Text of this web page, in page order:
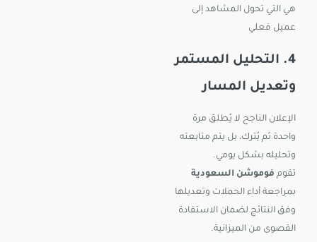
هي التي تحول المشاهد إلى
عميل فعلي
4. التحليل المستمر
وتعديل المسار
الإعلان الناجح لا يُطلق مرة
واحدة ثم يُترك، بل يتم متابعته
وتحليله بشكل يومي.
تقوم فوموشن السعودية
بمراجعة أداء الحملات وتعديلها
وفق النتائج لضمان الاستفادة
القصوى من الميزانية.